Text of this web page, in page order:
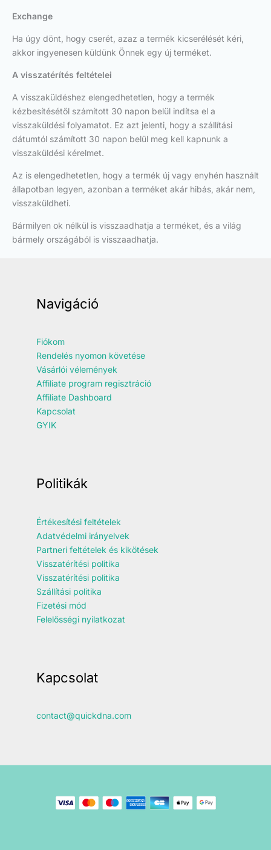
Exchange
Ha úgy dönt, hogy cserét, azaz a termék kicserélését kéri,
akkor ingyenesen küldünk Önnek egy új terméket.
A visszatérítés feltételei
A visszaküldéshez elengedhetetlen, hogy a termék
kézbesítésétől számított 30 napon belül indítsa el a
visszaküldési folyamatot. Ez azt jelenti, hogy a szállítási
dátumtól számított 30 napon belül meg kell kapnunk a
visszaküldési kérelmet.
Az is elengedhetetlen, hogy a termék új vagy enyhén használt
állapotban legyen, azonban a terméket akár hibás, akár nem,
visszaküldheti.
Bármilyen ok nélkül is visszaadhatja a terméket, és a világ
bármely országából is visszaadhatja.
Navigáció
Fiókom
Rendelés nyomon követése
Vásárlói vélemények
Affiliate program regisztráció
Affiliate Dashboard
Kapcsolat
GYIK
Politikák
Értékesítési feltételek
Adatvédelmi irányelvek
Partneri feltételek és kikötések
Visszatérítési politika
Visszatérítési politika
Szállítási politika
Fizetési mód
Felelősségi nyilatkozat
Kapcsolat
contact@quickdna.com